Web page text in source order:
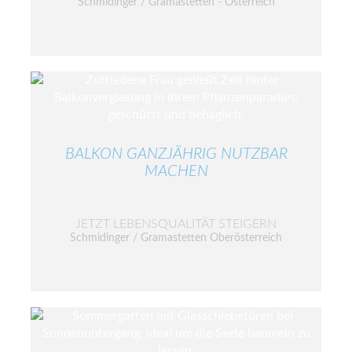
Schmidinger / Gramastetten - Österreich
BALKON GANZJÄHRIG NUTZBAR
MACHEN
JETZT LEBENSQUALITÄT STEIGERN
Schmidinger / Gramastetten Oberösterreich